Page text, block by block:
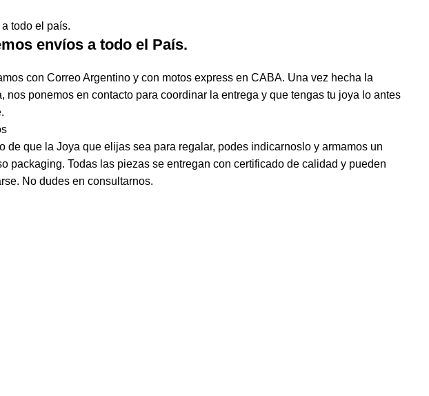
todo el país.
envíos a todo el País.
con Correo Argentino y con motos express en CABA. Una vez hecha la
nos ponemos en contacto para coordinar la entrega y que tengas tu joya lo antes
de que la Joya que elijas sea para regalar, podes indicarnoslo y armamos un
packaging. Todas las piezas se entregan con certificado de calidad y pueden
No dudes en consultarnos.